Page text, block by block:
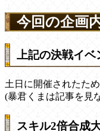
今回の企画
上記の決戦イベ
土日に開催されたた
(暴君くまは記事を見
スキル2倍合成